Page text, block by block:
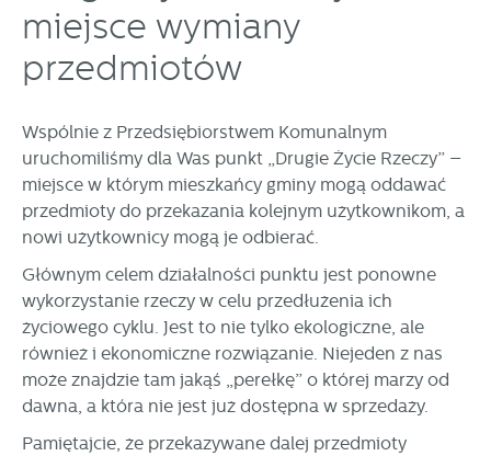
miejsce wymiany
przedmiotów
Wspólnie z Przedsiębiorstwem Komunalnym
uruchomiliśmy dla Was punkt „Drugie Życie Rzeczy” –
miejsce w którym mieszkańcy gminy mogą oddawać
przedmioty do przekazania kolejnym użytkownikom, a
nowi użytkownicy mogą je odbierać.
Głównym celem działalności punktu jest ponowne
wykorzystanie rzeczy w celu przedłużenia ich
życiowego cyklu. Jest to nie tylko ekologiczne, ale
również i ekonomiczne rozwiązanie. Niejeden z nas
może znajdzie tam jakąś „perełkę” o której marzy od
dawna, a która nie jest już dostępna w sprzedaży.
Pamiętajcie, że przekazywane dalej przedmioty
prezentowanych treści.
Dzięki tym plikom cookies możemy zapewnić Ci większy
komfort korzystania z funkcjonalności naszej strony poprzez
Wyrażenie zgody na funkcjonalne i personalizacyjne pliki
cookies gwarantuje dostępność większej ilości funkcji na
stronie.
Więcej
Analityczne
Analityczne pliki cookies pomagają nam rozwijać się i
dostosowywać do Twoich potrzeb.
Cookies analityczne pozwalają na uzyskanie informacji w
zakresie wykorzystywania witryny internetowej, miejsca oraz
Dane pozwalają nam na ocenę naszych serwisów
internetowych pod względem ich popularności wśród
użytkowników. Zgromadzone informacje są przetwarzane w
formie zanonimizowanej. Wyrażenie zgody na analityczne
pliki cookies gwarantuje dostępność wszystkich
funkcjonalności.
Reklamowe
Dzięki reklamowym plikom cookies prezentujemy Ci
najciekawsze informacje i aktualności na stronach naszych
partnerów.
Promocyjne pliki cookies służą do prezentowania Ci naszych
Twoich zwyczajów dotyczących przeglądanej witryny
Więcej